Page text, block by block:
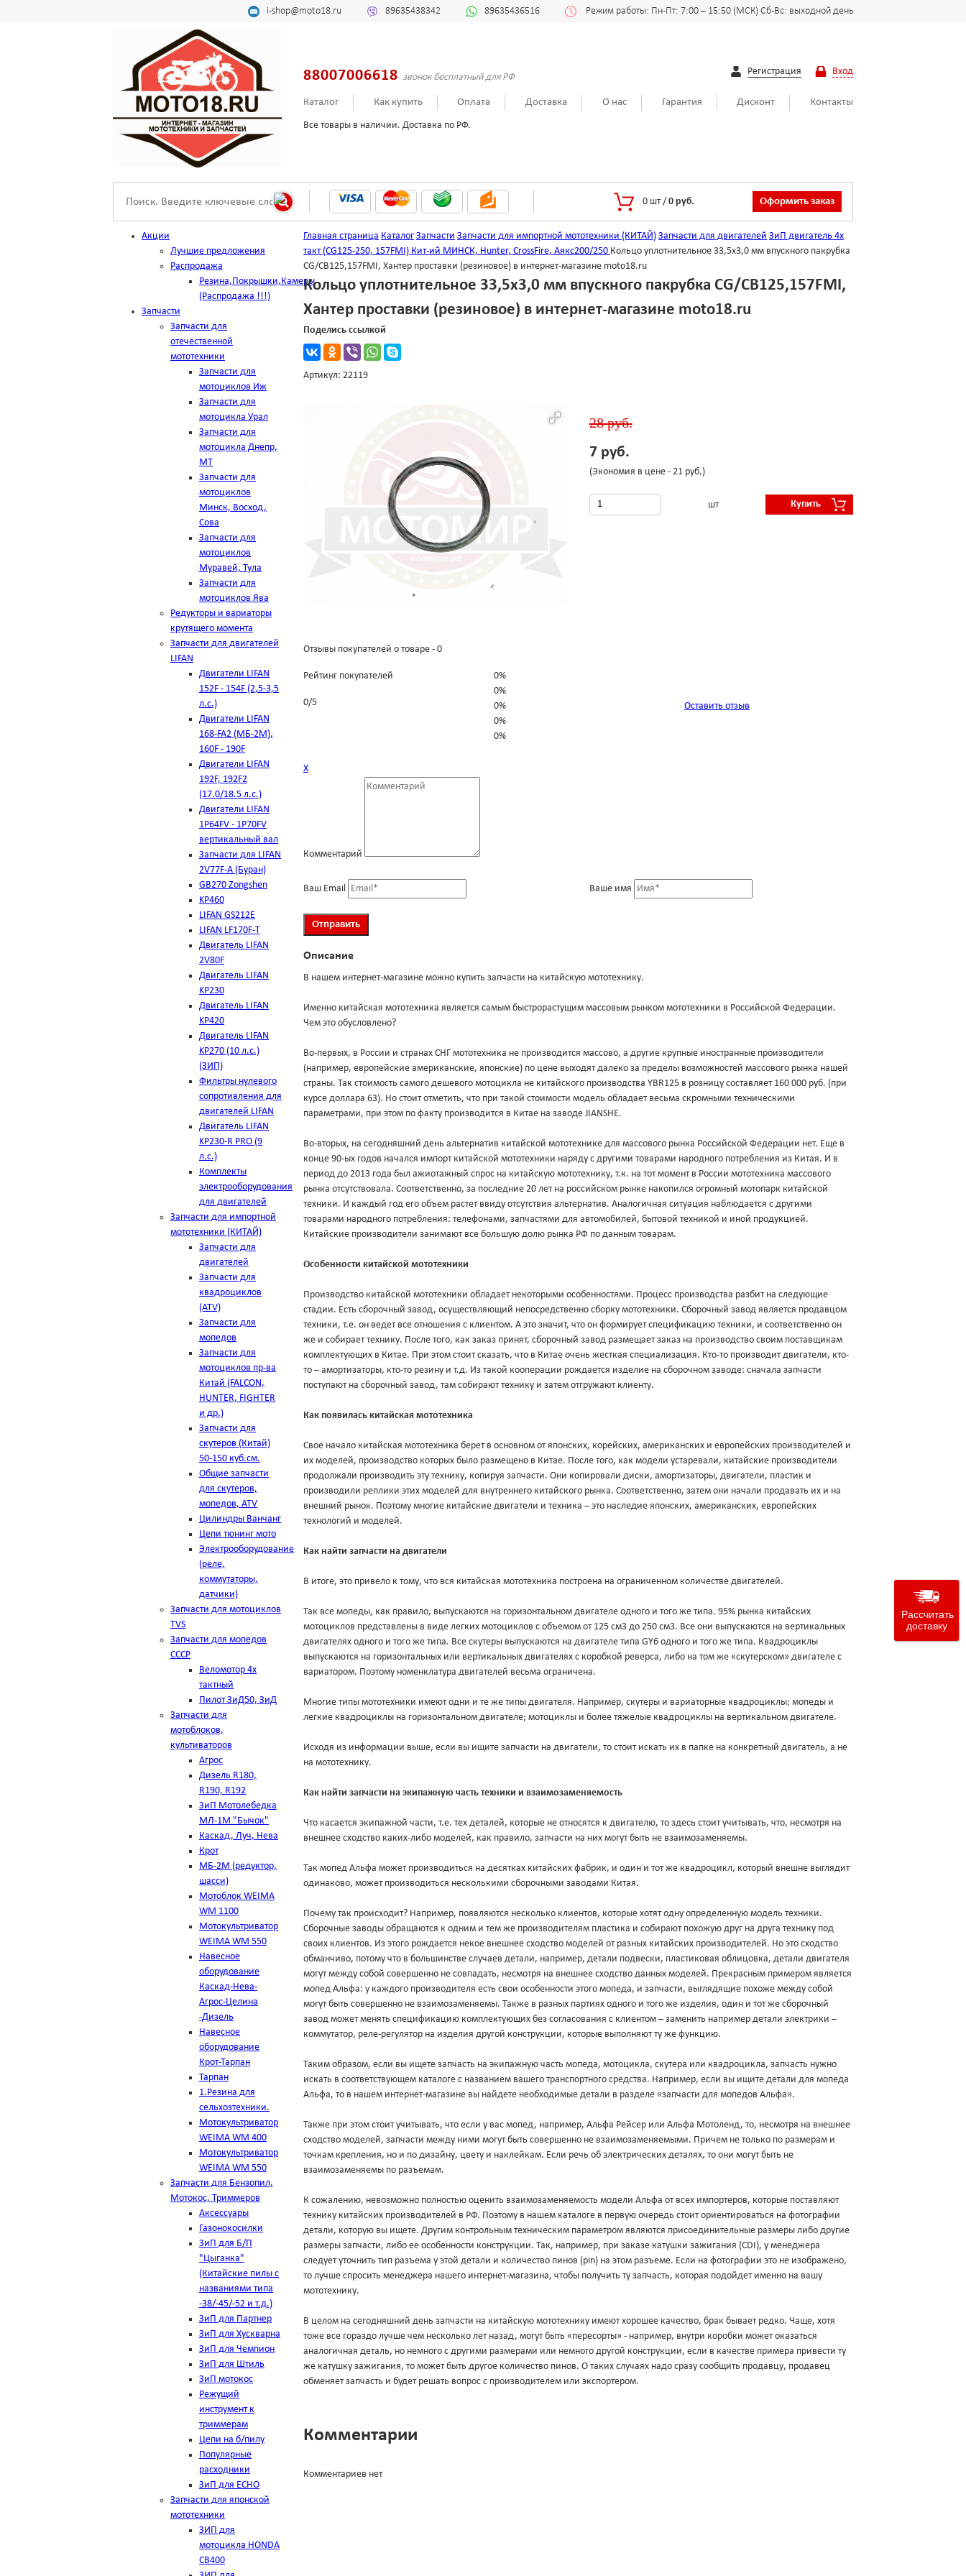
i-shop@moto18.ru 89635438342 89635436516 Режим работы: Пн-Пт: 7:00 – 15:50 (МСК) Сб-Вс: выходной день
88007006618 звонок бесплатный для РФ
Регистрация Вход
Каталог Как купить Оплата Доставка О нас Гарантия Дисконт Контакты
Все товары в наличии. Доставка по РФ.
0 шт / 0 руб. Оформить заказ
Акции
Лучшие предложения
Распродажа
Резина,Покрышки,Камеры
(Распродажа !!!)
Запчасти
Запчасти для
отечественной
мототехники
Запчасти для
мотоциклов Иж
Запчасти для
мотоцикла Урал
Запчасти для
мотоцикла Днепр,
МТ
Запчасти для
мотоциклов
Минск, Восход,
Сова
Запчасти для
мотоциклов
Муравей, Тула
Запчасти для
мотоциклов Ява
Редукторы и вариаторы
крутящего момента
Запчасти для двигателей
LIFAN
Двигатели LIFAN
152F - 154F (2,5-3,5
л.с.)
Двигатели LIFAN
168-FA2 (МБ-2М),
160F - 190F
Двигатели LIFAN
192F, 192F2
(17.0/18.5 л.с.)
Двигатели LIFAN
1Р64FV - 1Р70FV
вертикальный вал
Запчасти для LIFAN
2V77F-A (Буран)
GB270 Zongshen
KP460
LIFAN GS212E
LIFAN LF170F-T
Двигатель LIFAN
2V80F
Двигатель LIFAN
KP230
Двигатель LIFAN
KP420
Двигатель LIFAN
KP270 (10 л.с.)
(ЗИП)
Фильтры нулевого
сопротивления для
двигателей LIFAN
Двигатель LIFAN
KP230-R PRO (9
л.с.)
Комплекты
электрооборудования
для двигателей
Запчасти для импортной
мототехники (КИТАЙ)
Запчасти для
двигателей
Запчасти для
квадроциклов
(ATV)
Запчасти для
мопедов
Запчасти для
мотоциклов пр-ва
Китай (FALCON,
HUNTER, FIGHTER
и др.)
Запчасти для
скутеров (Китай)
50-150 куб.см.
Общие запчасти
для скутеров,
мопедов, ATV
Цилиндры Ванчанг
Цепи тюнинг мото
Электрооборудование
(реле,
коммутаторы,
датчики)
Запчасти для мотоциклов
TVS
Запчасти для мопедов
СССР
Веломотор 4х
тактный
Пилот ЗиД50, ЗиД
Запчасти для
мотоблоков,
культиваторов
Агрос
Дизель R180,
R190, R192
ЗиП Мотолебедка
МЛ-1М "Бычок"
Каскад, Луч, Нева
Крот
МБ-2М (редуктор,
шасси)
Мотоблок WEIMA
WM 1100
Мотокультриватор
WEIMA WM 550
Навесное
оборудование
Каскад-Нева-
Агрос-Целина
-Дизель
Навесное
оборудование
Крот-Тарпан
Тарпан
1.Резина для
сельхозтехники.
Мотокультриватор
WEIMA WM 400
Мотокультриватор
WEIMA WM 550
Запчасти для Бензопил,
Мотокос, Триммеров
Аксессуары
Газонокосилки
ЗиП для Б/П
"Цыганка"
(Китайские пилы с
названиями типа
-38/-45/-52 и т.д.)
ЗиП для Партнер
ЗиП для Хускварна
ЗиП для Чемпион
ЗиП для Штиль
ЗиП мотокос
Режущий
инструмент к
триммерам
Цепи на б/пилу
Популярные
расходники
ЗиП для ЕСНО
Запчасти для японской
мототехники
ЗИП для
мотоцикла HONDA
CB400
Главная страница Каталог Запчасти Запчасти для импортной мототехники (КИТАЙ) Запчасти для двигателей ЗиП двигатель 4х
такт (CG125-250, 157FMI) Кит-ий МИНСК, Hunter, CrossFire, Аякс200/250 Кольцо уплотнительное 33,5х3,0 мм впускного пакрубка
CG/CB125,157FMI, Хантер проставки (резиновое) в интернет-магазине moto18.ru
Кольцо уплотнительное 33,5х3,0 мм впускного пакрубка CG/CB125,157FMI,
Хантер проставки (резиновое) в интернет-магазине moto18.ru
Поделись ссылкой
Артикул: 22119
28 руб.
7 руб.
(Экономия в цене - 21 руб.)
шт Купить
Отзывы покупателей о товаре - 0
Рейтинг покупателей
0/5
0%
0%
0%
0%
0%
Оставить отзыв
Х
Комментарий
Ваш Email Ваше имя
Описание
В нашем интернет-магазине можно купить запчасти на китайскую мототехнику.
Именно китайская мототехника является самым быстрорастущим массовым рынком мототехники в Российской Федерации.
Чем это обусловлено?
Во-первых, в России и странах СНГ мототехника не производится массово, а другие крупные иностранные производители
(например, европейские американские, японские) по цене выходят далеко за пределы возможностей массового рынка нашей
страны. Так стоимость самого дешевого мотоцикла не китайского производства YBR125 в розницу составляет 160 000 руб. (при
курсе доллара 63). Но стоит отметить, что при такой стоимости модель обладает весьма скромными техническими
параметрами, при этом по факту производится в Китае на заводе JIANSHE.
Во-вторых, на сегодняшний день альтернатив китайской мототехнике для массового рынка Российской Федерации нет. Еще в
конце 90-ых годов начался импорт китайской мототехники наряду с другими товарами народного потребления из Китая. И в
период до 2013 года был ажиотажный спрос на китайскую мототехнику, т.к. на тот момент в России мототехника массового
рынка отсутствовала. Соответственно, за последние 20 лет на российском рынке накопился огромный мотопарк китайской
техники. И каждый год его объем растет ввиду отсутствия альтернатив. Аналогичная ситуация наблюдается с другими
товарами народного потребления: телефонами, запчастями для автомобилей, бытовой техникой и иной продукцией.
Китайские производители занимают все большую долю рынка РФ по данным товарам.
Особенности китайской мототехники
Производство китайской мототехники обладает некоторыми особенностями. Процесс производства разбит на следующие
стадии. Есть сборочный завод, осуществляющий непосредственно сборку мототехники. Сборочный завод является продавцом
техники, т.е. он ведет все отношения с клиентом. А это значит, что он формирует спецификацию техники, и соответственно он
же и собирает технику. После того, как заказ принят, сборочный завод размещает заказ на производство своим поставщикам
комплектующих в Китае. При этом стоит сказать, что в Китае очень жесткая специализация. Кто-то производит двигатели, кто-
то – амортизаторы, кто-то резину и т.д. Из такой кооперации рождается изделие на сборочном заводе: сначала запчасти
поступают на сборочный завод, там собирают технику и затем отгружают клиенту.
Как появилась китайская мототехника
Свое начало китайская мототехника берет в основном от японских, корейских, американских и европейских производителей и
их моделей, производство которых было размещено в Китае. После того, как модели устаревали, китайские производители
продолжали производить эту технику, копируя запчасти. Они копировали диски, амортизаторы, двигатели, пластик и
производили реплики этих моделей для внутреннего китайского рынка. Соответственно, затем они начали продавать их и на
внешний рынок. Поэтому многие китайские двигатели и техника – это наследие японских, американских, европейских
технологий и моделей.
Как найти запчасти на двигатели
В итоге, это привело к тому, что вся китайская мототехника построена на ограниченном количестве двигателей.
Так все мопеды, как правило, выпускаются на горизонтальном двигателе одного и того же типа. 95% рынка китайских
мотоциклов представлены в виде легких мотоциклов с объемом от 125 см3 до 250 см3. Все они выпускаются на вертикальных
двигателях одного и того же типа. Все скутеры выпускаются на двигателе типа GY6 одного и того же типа. Квадроциклы
выпускаются на горизонтальных или вертикальных двигателях с коробкой реверса, либо на том же «скутерском» двигателе с
вариатором. Поэтому номенклатура двигателей весьма ограничена.
Многие типы мототехники имеют одни и те же типы двигателя. Например, скутеры и вариаторные квадроциклы; мопеды и
легкие квадроциклы на горизонтальном двигателе; мотоциклы и более тяжелые квадроциклы на вертикальном двигателе.
Исходя из информации выше, если вы ищите запчасти на двигатели, то стоит искать их в папке на конкретный двигатель, а не
на мототехнику.
Как найти запчасти на экипажную часть техники и взаимозаменяемость
Что касается экипажной части, т.е. тех деталей, которые не относятся к двигателю, то здесь стоит учитывать, что, несмотря на
внешнее сходство каких-либо моделей, как правило, запчасти на них могут быть не взаимозаменяемы.
Так мопед Альфа может производиться на десятках китайских фабрик, и один и тот же квадроцикл, который внешне выглядит
одинаково, может производиться несколькими сборочными заводами Китая.
Почему так происходит? Например, появляются несколько клиентов, которые хотят одну определенную модель техники.
Сборочные заводы обращаются к одним и тем же производителям пластика и собирают похожую друг на друга технику под
своих клиентов. Из этого рождается некое внешнее сходство моделей от разных китайских производителей. Но это сходство
обманчиво, потому что в большинстве случаев детали, например, детали подвески, пластиковая облицовка, детали двигателя
могут между собой совершенно не совпадать, несмотря на внешнее сходство данных моделей. Прекрасным примером является
мопед Альфа: у каждого производителя есть свои особенности этого мопеда, и запчасти, выглядящие похоже между собой
могут быть совершенно не взаимозаменяемы. Также в разных партиях одного и того же изделия, один и тот же сборочный
завод может менять спецификацию комплектующих без согласования с клиентом – заменить например детали электрики –
коммутатор, реле-регулятор на изделия другой конструкции, которые выполняют ту же функцию.
Таким образом, если вы ищете запчасть на экипажную часть мопеда, мотоцикла, скутера или квадроцикла, запчасть нужно
искать в соответствующем каталоге с названием вашего транспортного средства. Например, если вы ищите детали для мопеда
Альфа, то в нашем интернет-магазине вы найдете необходимые детали в разделе «запчасти для мопедов Альфа».
Также при этом стоит учитывать, что если у вас мопед, например, Альфа Рейсер или Альфа Мотоленд, то, несмотря на внешнее
сходство моделей, запчасти между ними могут быть совершенно не взаимозаменяемыми. Причем не только по размерам и
точкам крепления, но и по дизайну, цвету и наклейкам. Если речь об электрических деталях, то они могут быть не
взаимозаменяемы по разъемам.
К сожалению, невозможно полностью оценить взаимозаменяемость модели Альфа от всех импортеров, которые поставляют
технику китайских производителей в РФ. Поэтому в нашем каталоге в первую очередь стоит ориентироваться на фотографии
детали, которую вы ищете. Другим контрольным техническим параметром являются присоединительные размеры либо другие
размеры запчасти, либо ее особенности конструкции. Так, например, при заказе катушки зажигания (CDI), у менеджера
следует уточнить тип разъема у этой детали и количество пинов (pin) на этом разъеме. Если на фотографии это не изображено,
то лучше спросить менеджера нашего интернет-магазина, чтобы получить ту запчасть, которая подойдет именно на вашу
мототехнику.
В целом на сегодняшний день запчасти на китайскую мототехнику имеют хорошее качество, брак бывает редко. Чаще, хотя
тоже все гораздо лучше чем несколько лет назад, могут быть «пересорты» - например, внутри коробки может оказаться
аналогичная деталь, но немного с другими размерами или немного другой конструкции, если в качестве примера привести ту
же катушку зажигания, то может быть другое количество пинов. О таких случаях надо сразу сообщить продавцу, продавец
обменяет запчасть и будет решать вопрос с производителем или экспортером.
Комментарии
Комментариев нет
Рассчитать
доставку